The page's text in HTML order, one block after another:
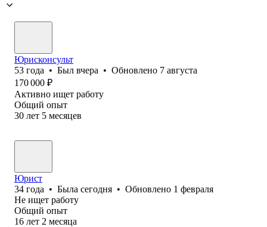
Юрисконсульт
53 года • Был вчера • Обновлено 7 августа
170 000 ₽
Активно ищет работу
Общий опыт
30 лет 5 месяцев
Юрист
34 года • Была сегодня • Обновлено 1 февраля
Не ищет работу
Общий опыт
16 лет 2 месяца